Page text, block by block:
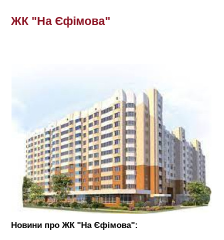
ЖК "На Єфімова"
Новини про ЖК "На Єфімова":